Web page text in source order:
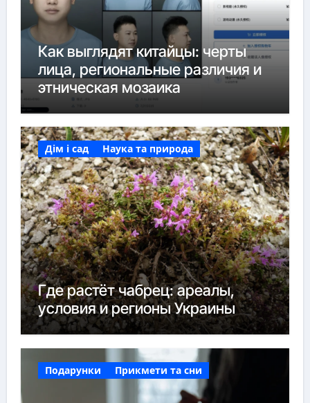
Как выглядят китайцы: черты
лица, региональные различия и
этническая мозаика
Дім і сад Наука та природа
Где растёт чабрец: ареалы,
условия и регионы Украины
Подарунки Прикмети та сни